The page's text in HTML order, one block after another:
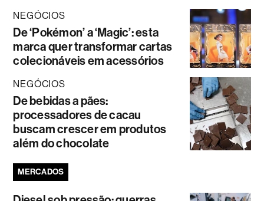
NEGÓCIOS
De ‘Pokémon’ a ‘Magic’: esta
marca quer transformar cartas
colecionáveis em acessórios
NEGÓCIOS
De bebidas a pães:
processadores de cacau
buscam crescer em produtos
além do chocolate
MERCADOS